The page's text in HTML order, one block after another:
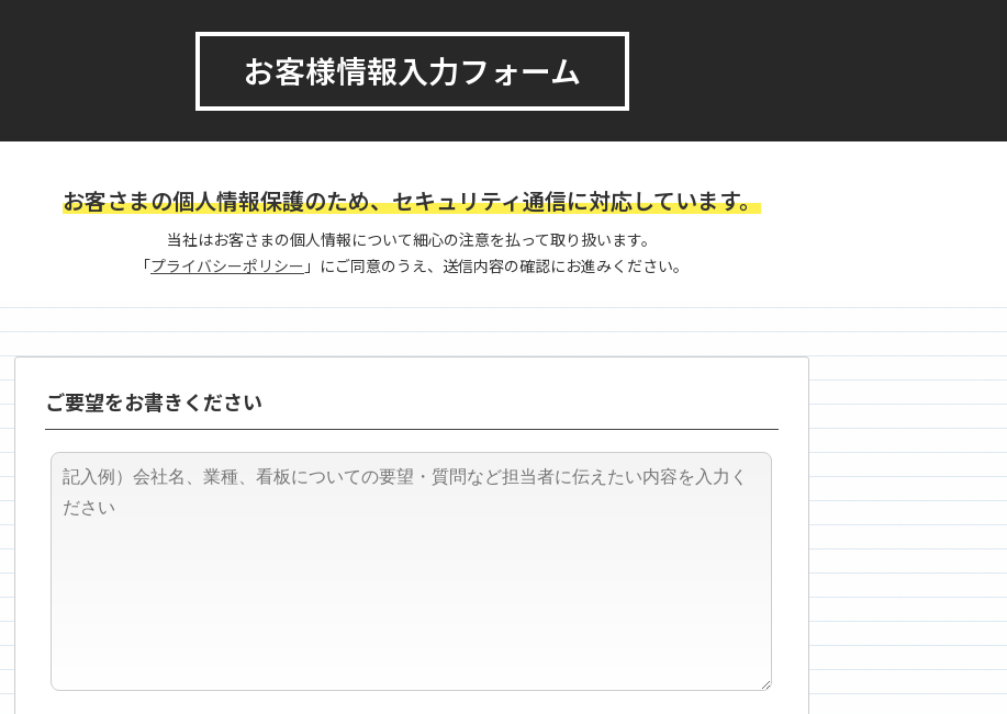
お客様情報入力フォーム
お客さまの個人情報保護のため、セキュリティ通信に対応しています。
当社はお客さまの個人情報について細心の注意を払って取り扱います。
「プライバシーポリシー 」にご同意のうえ、送信内容の確認にお進みください。
ご要望をお書きください